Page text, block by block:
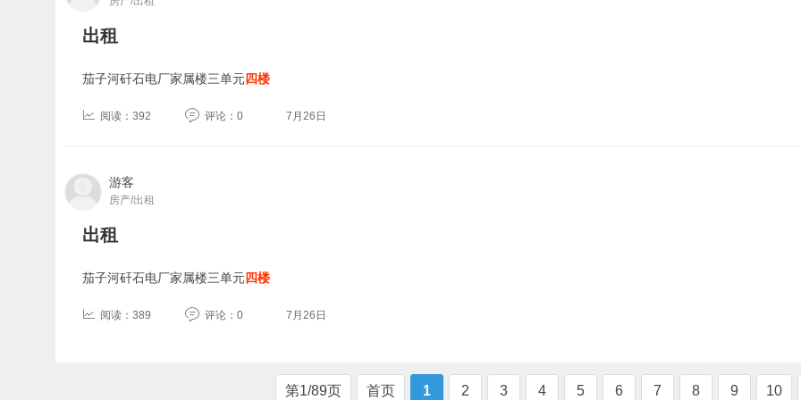
出租
茄子河矸石电厂家属楼三单元四楼
阅读：392 评论：0 7月26日
游客
房产/出租
出租
茄子河矸石电厂家属楼三单元四楼
阅读：389 评论：0 7月26日
第1/89页 首页 1 2 3 4 5 6 7 8 9 10